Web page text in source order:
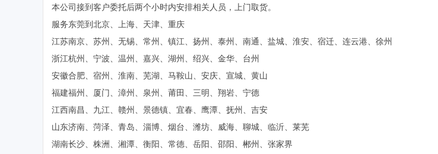
本公司接到客户委托后两个小时内安排相关人员，上门取货。
服务东莞到北京、上海、天津、重庆
江苏南京、苏州、无锡、常州、镇江、扬州、泰州、南通、盐城、淮安、宿迁、连云港、徐州
浙江杭州、宁波、温州、嘉兴、湖州、绍兴、金华、台州
安徽合肥、宿州、淮南、芜湖、马鞍山、安庆、宣城、黄山
福建福州、厦门、漳州、泉州、莆田、三明、翔岩、宁德
江西南昌、九江、赣州、景德镇、宜春、鹰潭、抚州、吉安
山东济南、菏泽、青岛、淄博、烟台、潍坊、威海、聊城、临沂、莱芜
湖南长沙、株洲、湘潭、衡阳、常德、岳阳、邵阳、郴州、张家界